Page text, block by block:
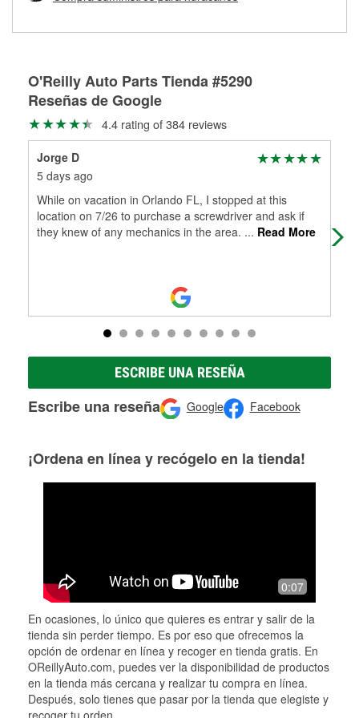
partes de reemplazo correctas para tu reparación.
O'Reilly Auto Parts Tienda #5290
Reseñas de Google
4.4 rating of 384 reviews
Jorge D
5 days ago
While on vacation in Orlando FL, I stopped at this
location on 7/26 to purchase a screwdriver and ask if
they knew of any mechanics in the area. ... Read More
ESCRIBE UNA RESEÑA
Escribe una reseña Google Facebook
¡Ordena en línea y recógelo en la tienda!
0:07
En ocasiones, lo único que quieres es entrar y salir de la
tienda sin perder tiempo. Es por eso que ofrecemos la
opción de ordenar en línea y recoger en tienda gratis. En
OReillyAuto.com, puedes ver la disponibilidad de productos
en la tienda más cercana y realizar tu compra en línea.
Después, solo tienes que pasar por la tienda que elegiste y
recoger tu orden.